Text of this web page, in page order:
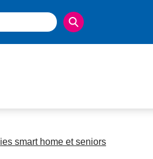
smart home et seniors